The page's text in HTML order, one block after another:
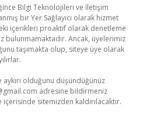
Bilgi Teknolojileri ve İletişim
bir Yer Sağlayıcı olarak hizmet
içerikleri proaktif olarak denetleme
bulunmamaktadır. Ancak, üyelerimiz
taşımakta olup, siteye üye olarak
olduğunu düşündüğünüz
adresine bildirmeniz
sitemizden kaldırılacaktır.